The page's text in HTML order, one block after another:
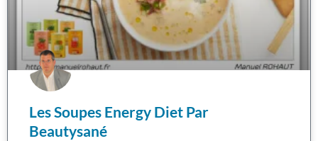
Les Soupes Energy Diet Par
Beautysané